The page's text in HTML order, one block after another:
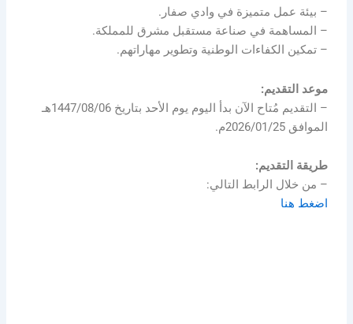
– بيئة عمل متميزة في وادي صفار.
– المساهمة في صناعة مستقبل مشرق للمملكة.
– تمكين الكفاءات الوطنية وتطوير مهاراتهم.
موعد التقديم:
– التقديم مُتاح الآن بدأ اليوم يوم الأحد بتاريخ 1447/08/06هـ
الموافق 2026/01/25م.
طريقة التقديم:
– من خلال الرابط التالي:
اضغط هنا